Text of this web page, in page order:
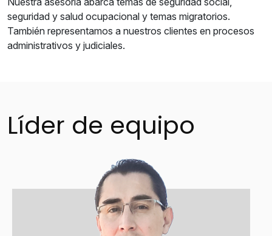
seguridad y salud ocupacional y temas migratorios.
También representamos a nuestros clientes en procesos
administrativos y judiciales.
Líder de equipo